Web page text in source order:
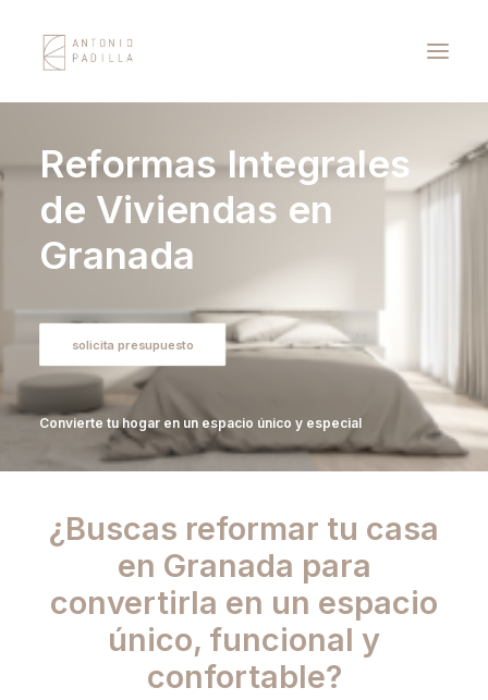
Proyectos
Servicios
Blog
Reformas Integrales
de Viviendas en
Granada
solicita presupuesto
Convierte tu hogar en un espacio único y especial
¿Buscas reformar tu casa
en Granada para
convertirla en un espacio
único, funcional y
confortable?